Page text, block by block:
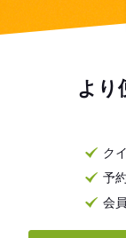
より
ク
予
会